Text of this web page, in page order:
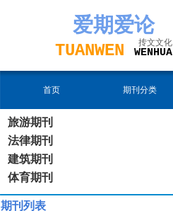
爱期爱论
TUANWEN WENHUA
抟文文化
首页 期刊分类
旅游期刊
法律期刊
建筑期刊
体育期刊
期刊列表